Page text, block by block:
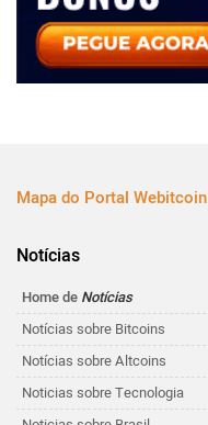
Mapa do Portal Webitcoin
Notícias
Home de Notícias
Notícias sobre Bitcoins
Notícias sobre Altcoins
Noticias sobre Tecnologia